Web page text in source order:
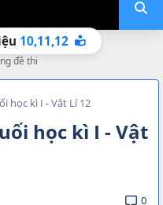
10,11,12
đề thi
học kì I - Vật Lí 12
học kì I - Vật
0